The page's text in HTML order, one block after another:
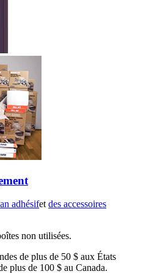
adhésifetdes accessoires
non utilisées.
de plus de 50 $ aux États
plus de 100 $ au Canada.